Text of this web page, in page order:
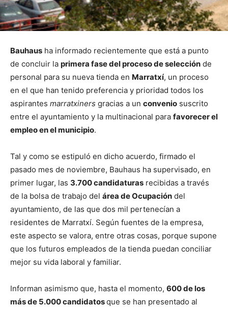
Bauhaus ha informado recientemente que está a punto
de concluir la primera fase del proceso de selección de
personal para su nueva tienda en Marratxí, un proceso
en el que han tenido preferencia y prioridad todos los
aspirantes marratxiners gracias a un convenio suscrito
entre el ayuntamiento y la multinacional para favorecer el
empleo en el municipio.
Tal y como se estipuló en dicho acuerdo, firmado el
pasado mes de noviembre, Bauhaus ha supervisado, en
primer lugar, las 3.700 candidaturas recibidas a través
de la bolsa de trabajo del área de Ocupación del
ayuntamiento, de las que dos mil pertenecían a
residentes de Marratxí. Según fuentes de la empresa,
este aspecto se valora, entre otras cosas, porque supone
que los futuros empleados de la tienda puedan conciliar
mejor su vida laboral y familiar.
Informan asimismo que, hasta el momento, 600 de los
más de 5.000 candidatosque se han presentado al